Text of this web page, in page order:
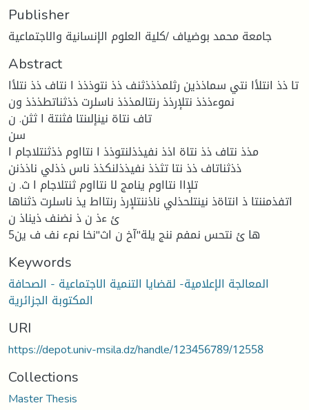
Publisher
جامعة محمد بوضياف /كلية العلوم الإنسانية والاجتماعية
Abstract
تا ذذ انتلأا نتي سماذذين رثلمذذذثنف ذذ نتوذذذ ا نتاف ذذ نتلأا
نموءذذذ نتلإرذذ رنتالمذذذ ناسلرت ذذثناتطذذذ ون
تاف نتاة نينإلىنتا فثنتة ا ثثن. ن
سن
مذذ نتاف ذذ نتاة اذذ نفيذذلنتوذذ ا نتااوم ذذثنتلاجام ا
ذذثناتاف ذذ نتا تثذذ نفيذذلنكذذ ناس ذذلي ناذذنن
تلإاا نتااوم ينامج لا نتااوم ثنتلاجام ا ث. ن
اتفذمننتا ذ انتاةذ نينتلحذلي ناذننتلإرذ رنتااط يذ ناسلرت ذثناها
ئ ءذ ن ذ نضنف ذيناذ ن
ها ئ نتحس نمفم ننج يلة"آخ ن اث"نخا نمء نف ف ين5
Keywords
المعالجة الإعلامية- لقضايا التنمية الاجتماعية - الصحافة
المكتوبة الجزائرية
URI
https://depot.univ-msila.dz/handle/123456789/12558
Collections
Master Thesis